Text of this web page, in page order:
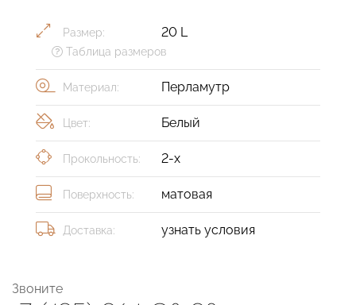
Размер: 20 L
Таблица размеров
Материал: Перламутр
Цвет: Белый
Прокольность: 2-х
Поверхность: матовая
Доставка: узнать условия
Звоните